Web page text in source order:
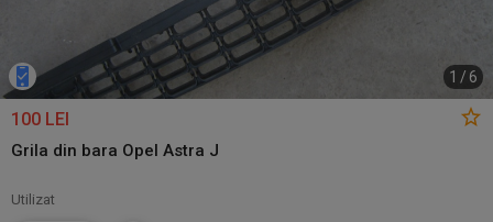
1 / 6
100 LEI
Grila din bara Opel Astra J
Utilizat